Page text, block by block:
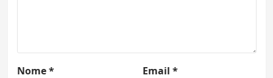
Nome* Email *